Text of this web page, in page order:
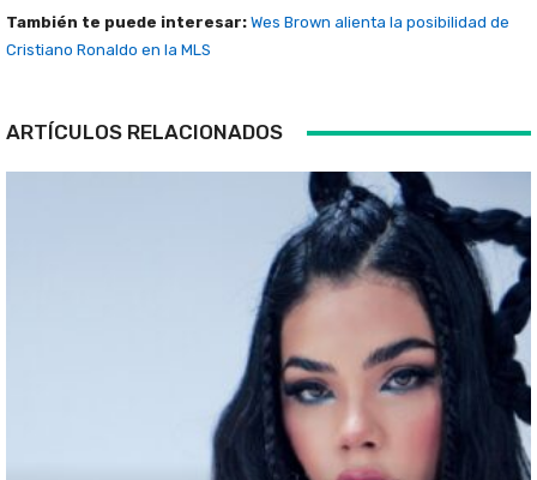
También te puede interesar: Wes Brown alienta la posibilidad de
Cristiano Ronaldo en la MLS
ARTÍCULOS RELACIONADOS